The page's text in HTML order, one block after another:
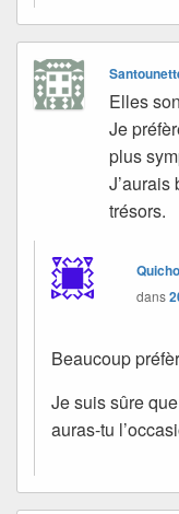
Elles
Je
plus
trésors.
dans
Beaucoup
Je suis sûre
auras-tu